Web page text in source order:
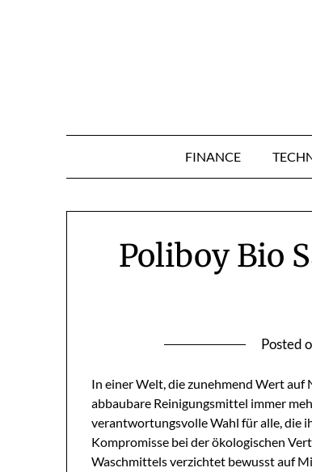
FINANCE
Poliboy Bio
Posted
In einer Welt, die zunehmend Wert
abbaubare Reinigungsmittel immer
verantwortungsvolle Wahl für alle, die
Kompromisse bei der ökologischen
Waschmittels verzichtet bewusst auf